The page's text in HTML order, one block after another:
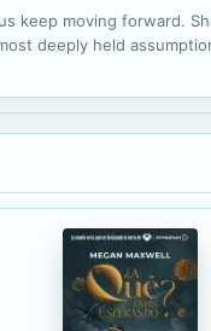
keep moving forward.
deeply held